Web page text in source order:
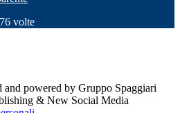
volte
powered by Gruppo Spaggiari
& New Social Media